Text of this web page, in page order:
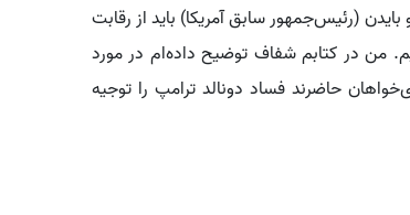
(رئیس‌جمهور سابق آمریکا) باید از رقابت
من در کتابم شفاف توضیح داده‌ام در مورد
حاضرند فساد دونالد ترامپ را توجیه